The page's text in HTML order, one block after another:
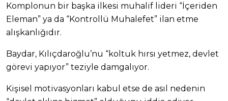
Komplonun bir başka ilkesi muhalif lideri “İçeriden
Eleman” ya da “Kontrollü Muhalefet” ilan etme
alışkanlığıdır.
Baydar, Kılıçdaroğlu’nu “koltuk hırsı yetmez, devlet
görevi yapıyor” teziyle damgalıyor.
Kişisel motivasyonları kabul etse de asıl nedenin